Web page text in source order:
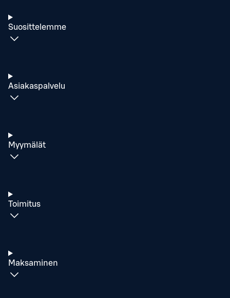
Suosittelemme
Asiakaspalvelu
Myymälät
Toimitus
Maksaminen